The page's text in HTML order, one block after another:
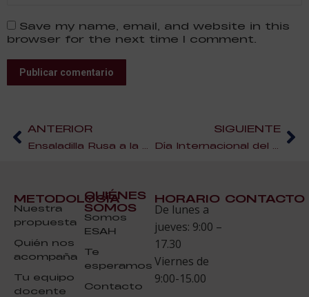
Save my name, email, and website in this
browser for the next time I comment.
Publicar comentario
ANTERIOR SIGUIENTE
METODOLOGÍA
Nuestra
propuesta
Quién nos
acompaña
Tu equipo
docente
QUIÉNES
SOMOS
Somos
ESAH
Te
esperamos
Contacto
HORARIO
De lunes a
jueves: 9:00 –
17.30
Viernes de
9:00-15.00
CONTACTO